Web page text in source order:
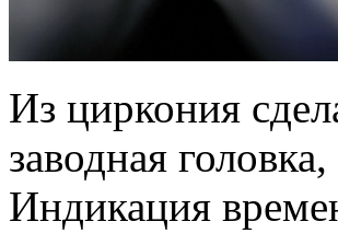
Из циркония
заводная
Индикация